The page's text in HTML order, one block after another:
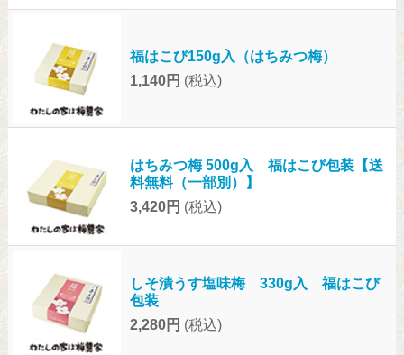
福はこび150g入（はちみつ梅）
1,140円 (税込)
はちみつ梅 500g入 福はこび包装【送
料無料（一部別）】
3,420円 (税込)
しそ漬うす塩味梅 330g入 福はこび
包装
2,280円 (税込)